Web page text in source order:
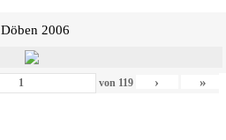
Döben 2006
von 119 › »